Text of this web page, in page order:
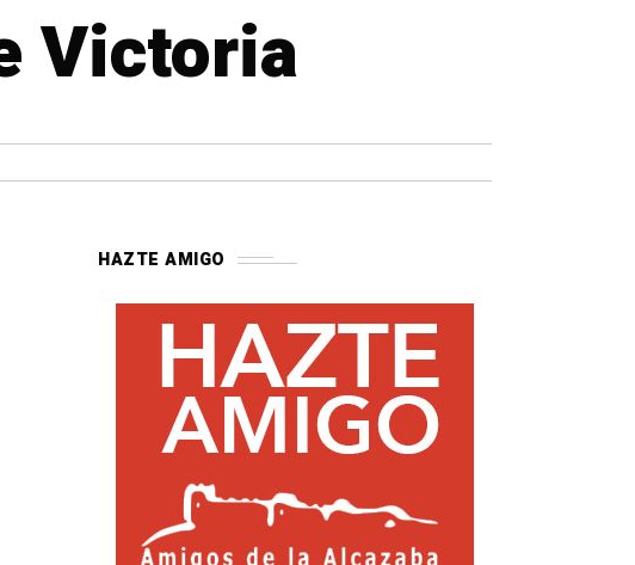
Victoria
HAZTE AMIGO